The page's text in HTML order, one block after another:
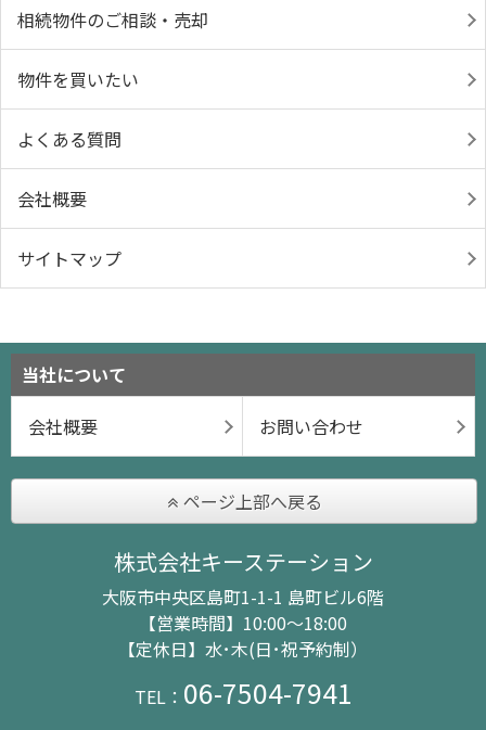
相続物件のご相談・売却
物件を買いたい
よくある質問
会社概要
サイトマップ
当社について
会社概要
お問い合わせ
ページ上部へ戻る
株式会社キーステーション
大阪市中央区島町1-1-1 島町ビル6階
【営業時間】10:00～18:00
【定休日】水･木(日･祝予約制）
TEL： 06-7504-7941